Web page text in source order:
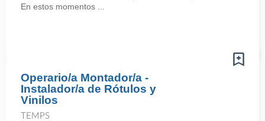
En estos momentos ...
Operario/a Montador/a -
Instalador/a de Rótulos y
Vinilos
TEMPS